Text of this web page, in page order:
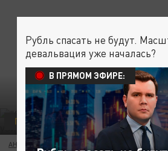
ПРОИСШЕСТВИЯ
АНАСТАСИЯ ИВАНОВА 05 ИЮНЯ 11:54
Рубль спасать не будут.
девальвация уже началась?
В ПРЯМОМ ЭФИРЕ: